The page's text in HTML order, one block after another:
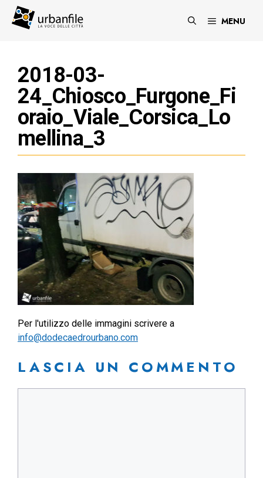
MENU
2018-03-
24_Chiosco_Furgone_Fi
oraio_Viale_Corsica_Lo
mellina_3
Per l'utilizzo delle immagini scrivere a
info@dodecaedrourbano.com
LASCIA UN COMMENTO